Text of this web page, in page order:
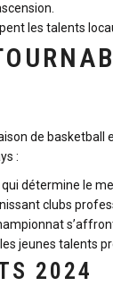
les talents
de basketball
:
détermine le
clubs
jeunes talents
2024